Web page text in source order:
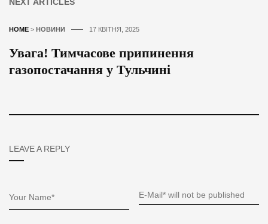
HOME > НОВИНИ 17 КВІТНЯ, 2025
Увага! Тимчасове припинення
газопостачання у Тульчині
LEAVE A REPLY